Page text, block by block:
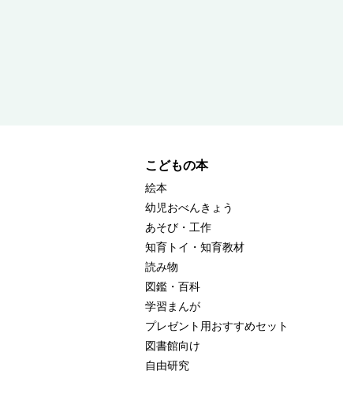
こどもの本
絵本
幼児おべんきょう
あそび・工作
知育トイ・知育教材
読み物
図鑑・百科
学習まんが
プレゼント用おすすめセット
図書館向け
自由研究